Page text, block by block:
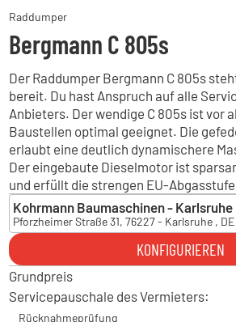
Raddumper
Bergmann C 805s
Der Raddumper Bergmann C 805s
bereit. Du hast Anspruch auf alle
Anbieters. Der wendige C 805s ist vor
Baustellen optimal geeignet. Die
erlaubt eine deutlich dynamischere
Der eingebaute Dieselmotor ist
und erfüllt die strengen EU-
Kohrmann Baumaschinen - Karlsruhe
Pforzheimer Straße 31, 76227 - Karlsruhe , DE
Kohrmann Baumaschinen - Karlsruhe
Pforzheimer Straße 31, 76227 - Karlsruhe , DE
Kohrmann Baumaschinen - Albbruck
Gewerbestraße 32, 79774 - Albbruck , DE
Hoch Baumaschinen - Freiburg
KONFIGURIEREN
Grundpreis
Servicepauschale des Vermieters:
Rücknahmeprüfung